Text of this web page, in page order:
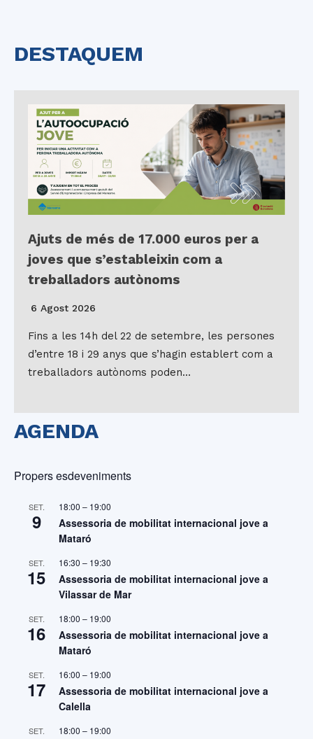
DESTAQUEM
Ajuts de més de 17.000 euros per a
joves que s’estableixin com a
treballadors autònoms
6 Agost 2026
Fins a les 14h del 22 de setembre, les persones
d’entre 18 i 29 anys que s’hagin establert com a
treballadors autònoms poden…
AGENDA
Propers esdeveniments
SET.
9
18:00 – 19:00
Assessoria de mobilitat internacional jove a
Mataró
SET.
15
16:30 – 19:30
Assessoria de mobilitat internacional jove a
Vilassar de Mar
SET.
16
18:00 – 19:00
Assessoria de mobilitat internacional jove a
Mataró
SET.
17
16:00 – 19:00
Assessoria de mobilitat internacional jove a
Calella
SET. 18:00 – 19:00